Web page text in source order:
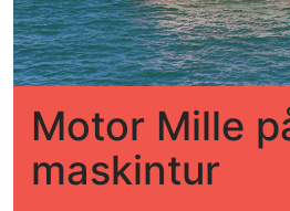
Motor Mille
maskintur